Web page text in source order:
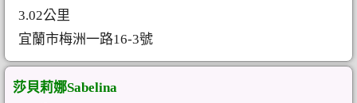
3.02公里
宜蘭市梅洲一路16-3號
莎貝莉娜Sabelina